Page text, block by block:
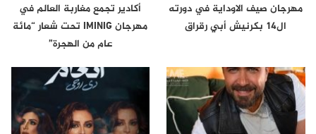
مهرجان صيف الاوداية في دورته
ال14 بكرنيش أبي رقراق
أكادير تجمع مغاربة العالم في
مهرجان IMINIG تحت شعار “مائة
عام من الهجرة”